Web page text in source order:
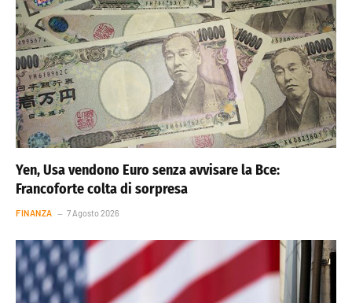
Yen, Usa vendono Euro senza avvisare la Bce:
Francoforte colta di sorpresa
FINANZA 7 Agosto 2026